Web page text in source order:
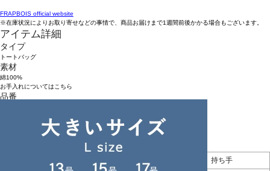
FRAPBOIS official website
※在庫状況によりお取り寄せなどの事情で、商品お届けまで1週間前後かかる場合もございます。
アイテム詳細
タイプ
トートバッグ
素材
綿100%
お手入れについてはこちら
品番
アイテムサイズ
持ち手